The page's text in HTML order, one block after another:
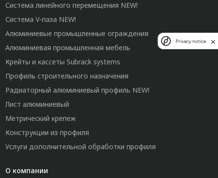
Система линейного перемещения NEW!
Система V-паза NEW!
Алюминиевые промышленные ограждения
Алюминиевая промышленная мебель
Крейты и кассеты Subrack systems
Профиль строительного назначения
Радиаторный алюминиевый профиль NEW!
Лист алюминиевый
Метрический крепеж
Конструкции из профиля
Услуги дополнительной обработки профиля
О компании
Privacy notice